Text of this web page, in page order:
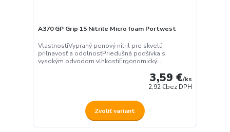
A370 GP Grip 15 Nitrile Micro foam Portwest
VlastnostiVypraný penový nitril pre skvelú
priľnavosť a odolnosťPriedušná podšívka s
vysokým odvodom vlhkostiErgonomický...
3,59 €/ks
2,92 €bez DPH
Zvoliť variant